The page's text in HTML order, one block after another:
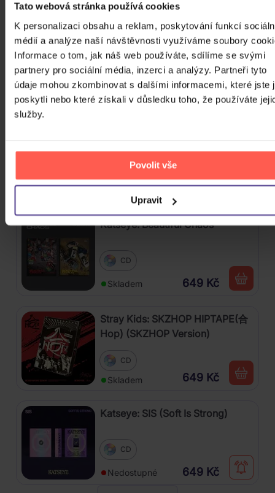
Tato webová stránka používá cookies
K personalizaci obsahu a reklam, poskytování funkcí
médií a analýze naší návštěvnosti využíváme soubory
Informace o tom, jak náš web používáte, sdílíme se svými
partnery pro sociální média, inzerci a analýzy. Partneři tyto
údaje mohou zkombinovat s dalšími informacemi, které jste
poskytli nebo které získali v důsledku toho, že používáte
služby.
Povolit vše
Upravit
POP & STAGE & SCREEN 2018 - 2026
Bílá Lucie: Vzkaz pro Ježíška
Skladem 279 Kč
3CD
Skladem 399 Kč
Katseye: Beautiful Chaos
CD
Skladem 649 Kč
Stray Kids: SKZHOP HIPTAPE(合
Hop) (SKZHOP Version)
CD
Skladem 649 Kč
Katseye: SIS (Soft Is Strong)
CD
Nedostupné 649 Kč